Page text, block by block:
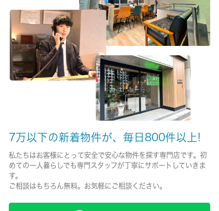
有/20000円
保険名/保険期間
-/2年
詳細はお問い合わせください
賃貸区分/契約期間
一般/2年
7万以下の新着物件が、毎日800件以上!
私たちはお客様にとって安全で安心な物件を探す専門店です。初
めての一人暮らしでも専門スタッフが丁寧にサポートしていきま
す。
ご相談はもちろん無料。お気軽にご相談ください。